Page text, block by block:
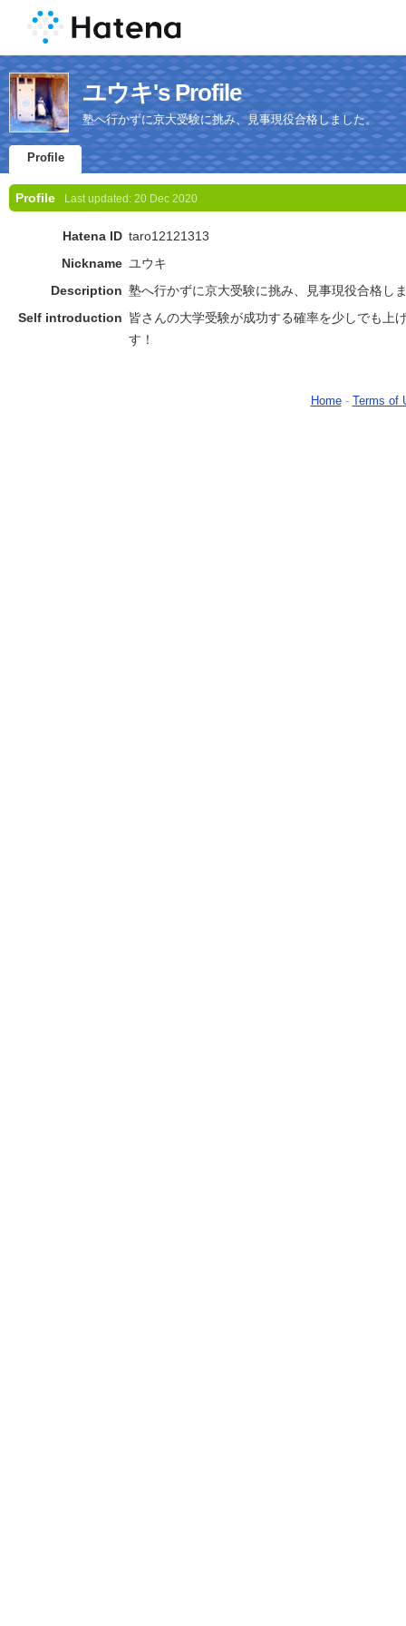
ユウキ's Profile
塾へ行かずに京大受験に挑み、見事現役合格しました。
Profile
Profile Last updated: 20 Dec 2020
Hatena ID taro12121313
Nickname ユウキ
Description 塾へ行かずに京大受験に挑み、見事現役合格し
Self introduction 皆さんの大学受験が成功する確率を少しでも上
す！
Home- Terms of